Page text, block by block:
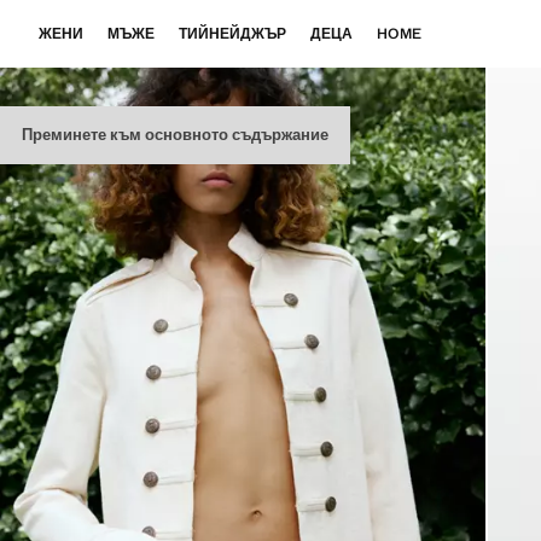
Преминете към основното съдържание
ЖЕНИ МЪЖЕ ТИЙНЕЙДЖЪР ДЕЦА HOME